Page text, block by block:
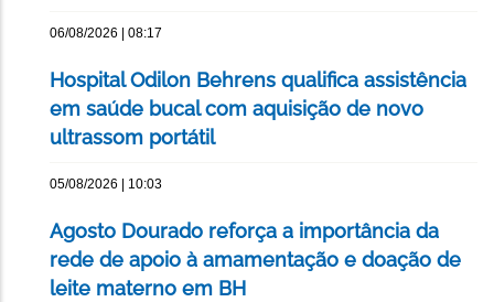
06/08/2026 | 08:17
Hospital Odilon Behrens qualifica assistência
em saúde bucal com aquisição de novo
ultrassom portátil
05/08/2026 | 10:03
Agosto Dourado reforça a importância da
rede de apoio à amamentação e doação de
leite materno em BH